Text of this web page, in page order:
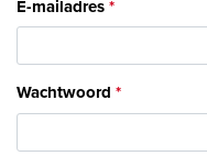
E-mailadres
Wachtwoord